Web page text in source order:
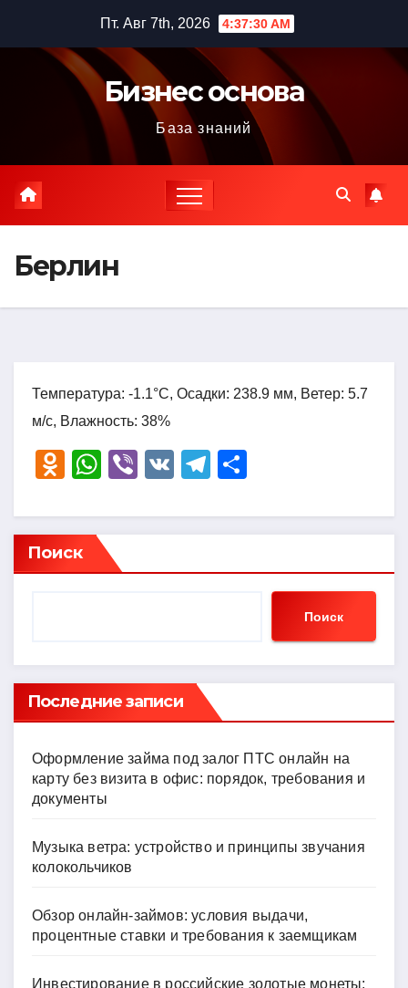
содержимому
Пт. Авг 7th, 2026 4:37:31 AM
Бизнес основа
База знаний
Берлин
Температура: -1.1°C, Осадки: 238.9 мм, Ветер: 5.7
м/с, Влажность: 38%
O
n
o
kl
ni
ki
W
at
s
A
Vi
er
V
T
e
a
р
в
ть
Поиск
Поиск
Последние записи
Оформление займа под залог ПТС онлайн на
карту без визита в офис: порядок, требования и
документы
Музыка ветра: устройство и принципы звучания
колокольчиков
Обзор онлайн-займов: условия выдачи,
процентные ставки и требования к заемщикам
Инвестирование в российские золотые монеты: